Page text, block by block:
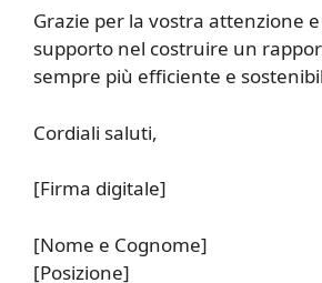
Grazie per la vostra attenzione
supporto nel costruire un
sempre più efficiente e
Cordiali saluti,
[Firma digitale]
[Nome e Cognome]
[Posizione]